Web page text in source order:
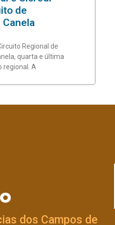
de
Regional de
quarta e última
regional. A
dos Campos de